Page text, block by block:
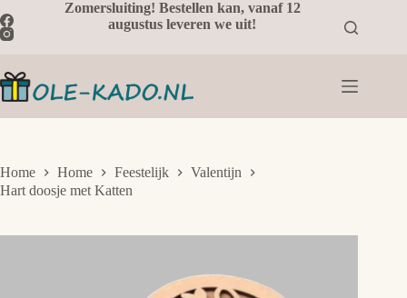
naar
de
Zomersluiting! Bestellen kan, vanaf 12
augustus leveren we uit!
Home Home Feestelijk
Valentijn
Hart doosje met Katten